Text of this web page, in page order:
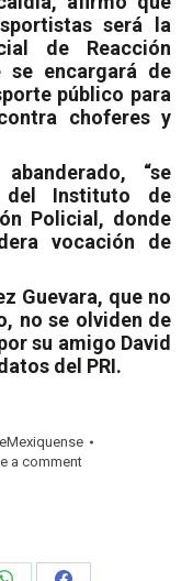
será la
de Reacción
se encargará de
público para
choferes y
“se
Instituto de
Policial, donde
vocación de
Guevara, que no
no se olviden de
su amigo David
del PRI.
a comment